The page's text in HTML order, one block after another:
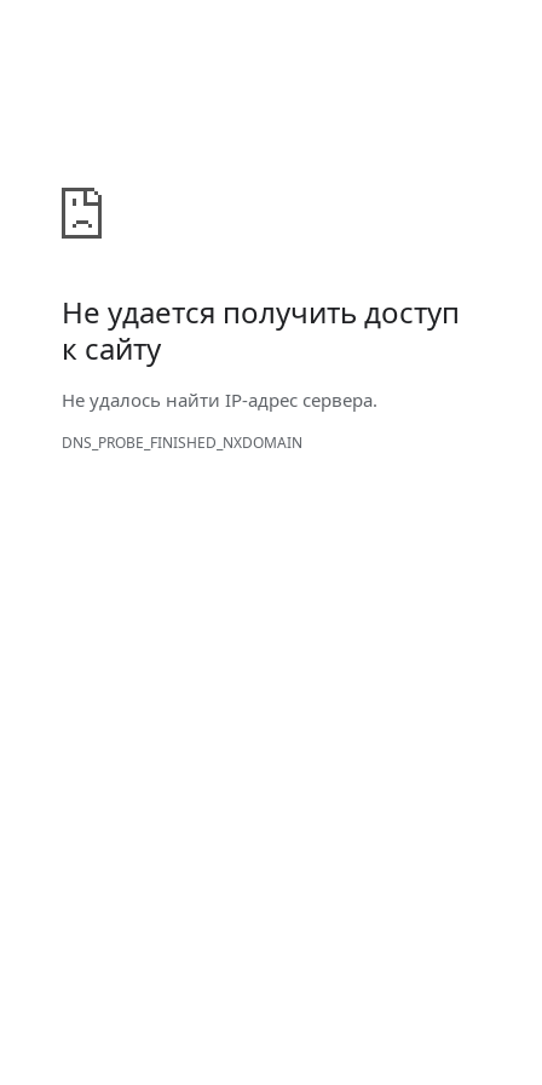
Не удается получить доступ
к сайту
Не удалось найти IP-адрес сервера.
DNS_PROBE_FINISHED_NXDOMAIN